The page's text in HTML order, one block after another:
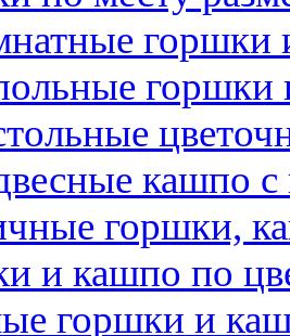
горшки
горшки
кашпо с
горшки,
и кашпо по
горшки и